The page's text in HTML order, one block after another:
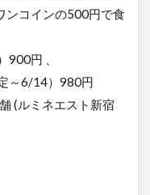
ンコインの500円で食
900円 、
～6/14）980円
(ルミネエスト新宿